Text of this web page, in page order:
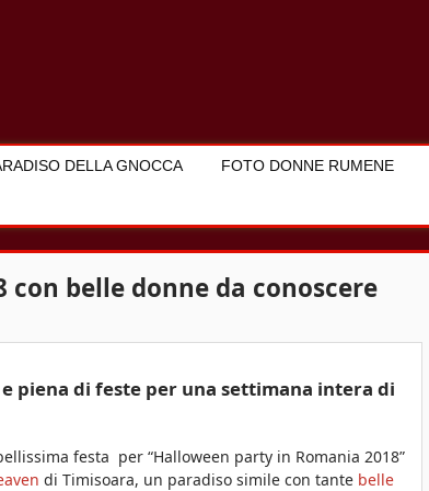
DELLA GNOCCA FOTO DONNE RUMENE
belle donne da conoscere
piena di feste per una settimana intera di
festa per “Halloween party in Romania 2018”
di Timisoara, un paradiso simile con tante belle